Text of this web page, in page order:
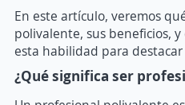
En este artículo, veremos
polivalente, sus beneficios,
esta habilidad para
¿Qué significa ser